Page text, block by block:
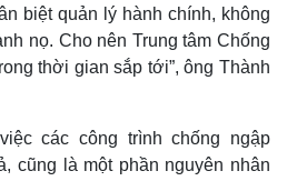
biệt quản lý hành chính, không
nọ. Cho nên Trung tâm Chống
thời gian sắp tới”, ông Thành
các công trình chống ngập
cũng là một phần nguyên nhân